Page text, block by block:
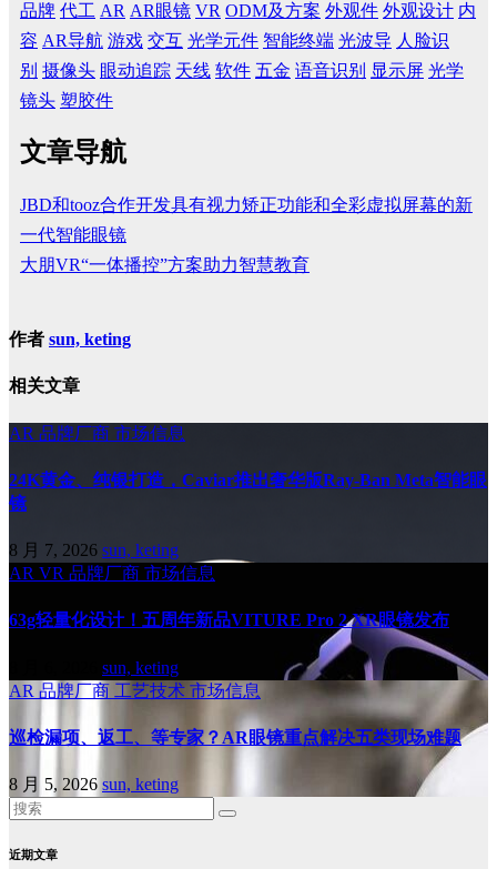
品牌 代工 AR AR眼镜 VR ODM及方案 外观件 外观设计 内
容 AR导航 游戏 交互 光学元件 智能终端 光波导 人脸识
别 摄像头 眼动追踪 天线 软件 五金 语音识别 显示屏 光学
镜头 塑胶件
文章导航
JBD和tooz合作开发具有视力矫正功能和全彩虚拟屏幕的新
一代智能眼镜
大朋VR“一体播控”方案助力智慧教育
作者 sun, keting
相关文章
AR 品牌厂商 市场信息
24K黄金、纯银打造，Caviar推出奢华版Ray-Ban Meta智能眼
镜
8 月 7, 2026 sun, keting
AR VR 品牌厂商 市场信息
63g轻量化设计！五周年新品VITURE Pro 2 XR眼镜发布
sun, keting
AR 品牌厂商 工艺技术 市场信息
巡检漏项、返工、等专家？AR眼镜重点解决五类现场难题
8 月 5, 2026 sun, keting
近期文章